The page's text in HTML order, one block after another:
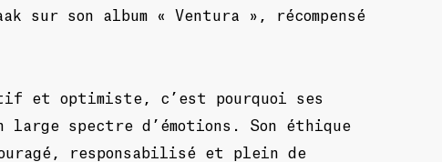
sur son album « Ventura », récompensé
et optimiste, c’est pourquoi ses
large spectre d’émotions. Son éthique
responsabilisé et plein de